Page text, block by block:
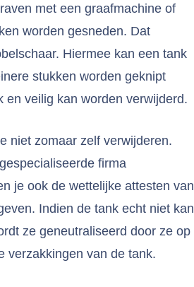
met een graafmachine of
worden gesneden. Dat
Hiermee kan een tank
stukken worden geknipt
en veilig kan worden verwijderd.
niet zomaar zelf verwijderen.
firma
je ook de wettelijke attesten van
Indien de tank echt niet kan
ze geneutraliseerd door ze op
verzakkingen van de tank.